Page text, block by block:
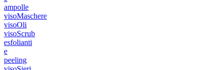
ampolle
visoMaschere
visoOli
visoScrub
esfolianti
e
peeling